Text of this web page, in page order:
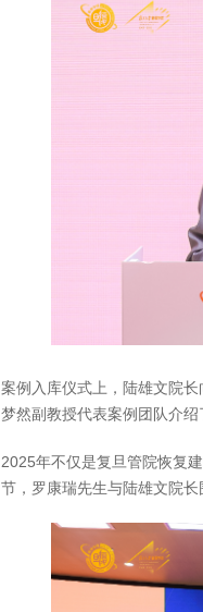
案例入库仪式上，陆雄文院
梦然副教授代表案例团队介绍
2025年不仅是复旦管院恢复
节，罗康瑞先生与陆雄文院